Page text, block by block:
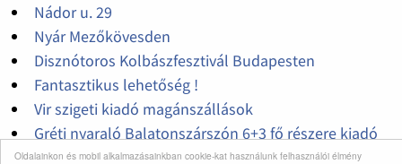
Oldalainkon és mobil alkalmazásainkban cookie-kat használunk felhasználói élmény
Nádor u. 29
Nyár Mezőkövesden
Disznótoros Kolbászfesztivál Budapesten
Fantasztikus lehetőség !
Vir szigeti kiadó magánszállások
Gréti nyaraló Balatonszárszón 6+3 fő részere kiadó
Vir szigeti apartman